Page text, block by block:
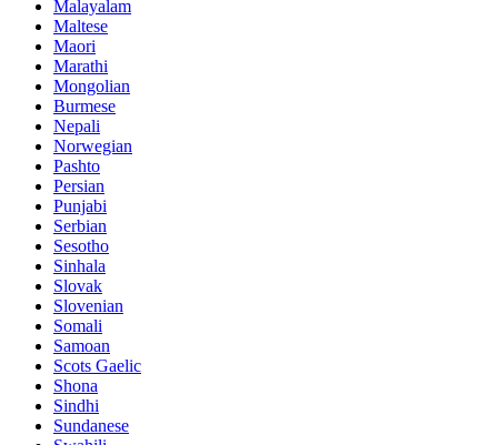
Malayalam
Maltese
Maori
Marathi
Mongolian
Burmese
Nepali
Norwegian
Pashto
Persian
Punjabi
Serbian
Sesotho
Sinhala
Slovak
Slovenian
Somali
Samoan
Scots Gaelic
Shona
Sindhi
Sundanese